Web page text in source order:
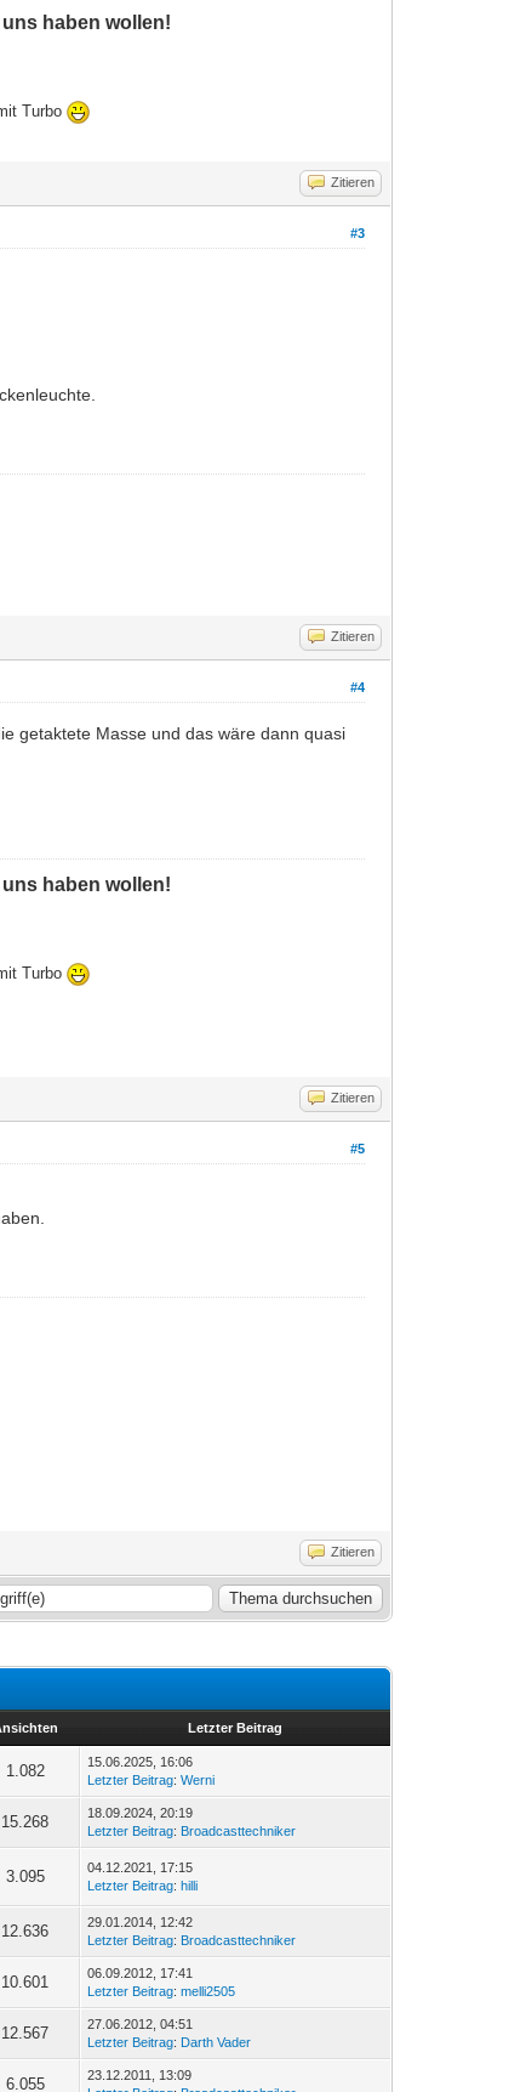
haben wollen!
Turbo
Zitieren
#3
Zitieren
#4
getaktete Masse und das wäre dann quasi
haben wollen!
Turbo
Zitieren
#5
Zitieren
Letzter Beitrag
1.082
15.06.2025, 16:06
Letzter Beitrag:Werni
15.268
18.09.2024, 20:19
Letzter Beitrag: Broadcasttechniker
3.095
04.12.2021, 17:15
Letzter Beitrag:hilli
12.636
29.01.2014, 12:42
Letzter Beitrag: Broadcasttechniker
10.601
06.09.2012, 17:41
Letzter Beitrag:melli2505
12.567
27.06.2012, 04:51
Letzter Beitrag: Darth Vader
6.055
23.12.2011, 13:09